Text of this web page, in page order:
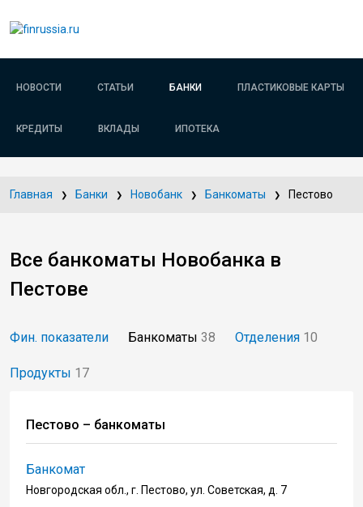
НОВОСТИ СТАТЬИ БАНКИ ПЛАСТИКОВЫЕ КАРТЫ
КРЕДИТЫ ВКЛАДЫ ИПОТЕКА
Главная Банки Новобанк Банкоматы Пестово
Все банкоматы Новобанка в
Пестове
Фин. показатели Банкоматы 38 Отделения 10
Продукты 17
Пестово – банкоматы
Банкомат
Новгородская обл., г. Пестово, ул. Советская, д. 7